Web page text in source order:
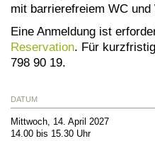
mit barrierefreiem WC
Eine Anmeldung ist
Reservation . Für
798 90 19.
DATUM
Mittwoch, 14. April 2027
14.00 bis 15.30 Uhr